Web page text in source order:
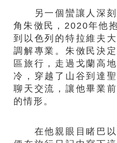
另一個蠻讓人深刻
角朱傚民，2020年他
到以色列的特拉維夫
調解專業。朱傚民決
區旅行，走過戈蘭高
冷，穿越了山谷到達
聊天交流，讓他畢業
的情形。
在他親眼目睹巴以